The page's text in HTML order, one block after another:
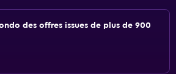
des offres issues de plus de 900